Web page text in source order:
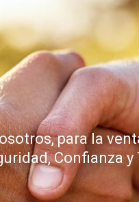
para la
Confianza